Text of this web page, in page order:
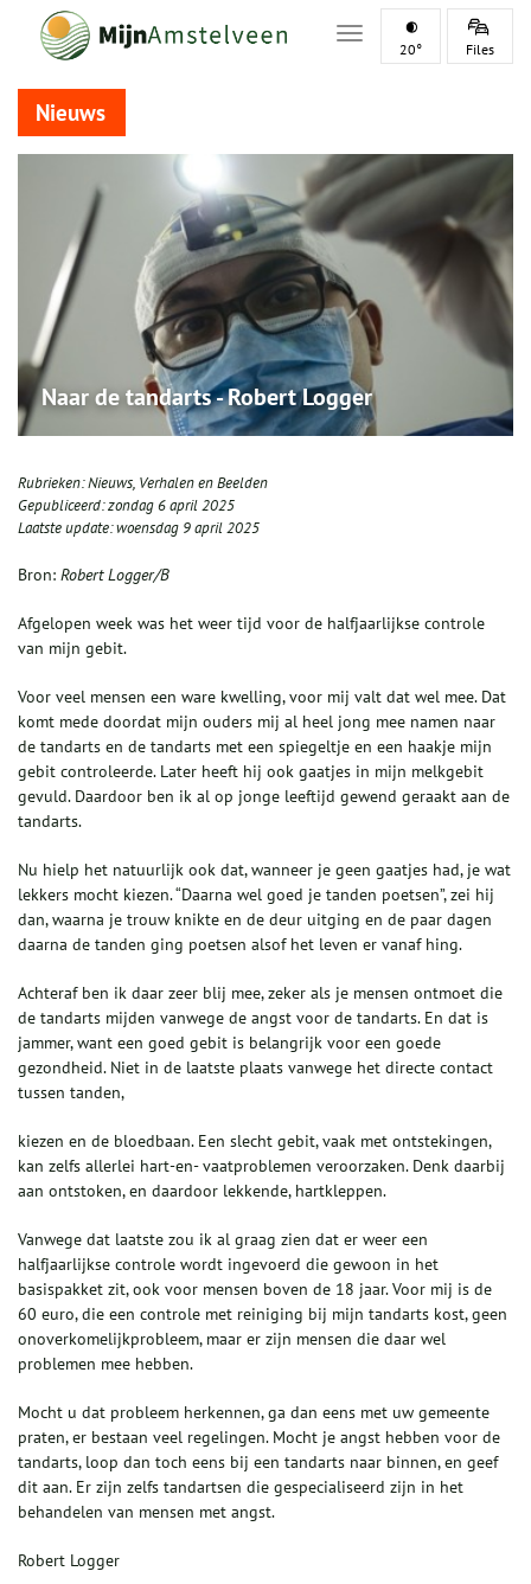
Toggle navigation
20° Files
Nieuws
Naar de tandarts - Robert Logger
Rubrieken:Nieuws, Verhalen en Beelden
Gepubliceerd:zondag 6 april 2025
Laatste update:woensdag 9 april 2025
Bron: Robert Logger/B
Afgelopen week was het weer tijd voor de halfjaarlijkse controle
van mijn gebit.
Voor veel mensen een ware kwelling, voor mij valt dat wel mee. Dat
komt mede doordat mijn ouders mij al heel jong mee namen naar
de tandarts en de tandarts met een spiegeltje en een haakje mijn
gebit controleerde. Later heeft hij ook gaatjes in mijn melkgebit
gevuld. Daardoor ben ik al op jonge leeftijd gewend geraakt aan de
tandarts.
Nu hielp het natuurlijk ook dat, wanneer je geen gaatjes had, je wat
lekkers mocht kiezen. “Daarna wel goed je tanden poetsen”, zei hij
dan, waarna je trouw knikte en de deur uitging en de paar dagen
daarna de tanden ging poetsen alsof het leven er vanaf hing.
Achteraf ben ik daar zeer blij mee, zeker als je mensen ontmoet die
de tandarts mijden vanwege de angst voor de tandarts. En dat is
jammer, want een goed gebit is belangrijk voor een goede
gezondheid. Niet in de laatste plaats vanwege het directe contact
tussen tanden,
kiezen en de bloedbaan. Een slecht gebit, vaak met ontstekingen,
kan zelfs allerlei hart-en- vaatproblemen veroorzaken. Denk daarbij
aan ontstoken, en daardoor lekkende, hartkleppen.
Vanwege dat laatste zou ik al graag zien dat er weer een
halfjaarlijkse controle wordt ingevoerd die gewoon in het
basispakket zit, ook voor mensen boven de 18 jaar. Voor mij is de
60 euro, die een controle met reiniging bij mijn tandarts kost, geen
onoverkomelijkprobleem, maar er zijn mensen die daar wel
problemen mee hebben.
Mocht u dat probleem herkennen, ga dan eens met uw gemeente
praten, er bestaan veel regelingen. Mocht je angst hebben voor de
tandarts, loop dan toch eens bij een tandarts naar binnen, en geef
dit aan. Er zijn zelfs tandartsen die gespecialiseerd zijn in het
behandelen van mensen met angst.
Robert Logger